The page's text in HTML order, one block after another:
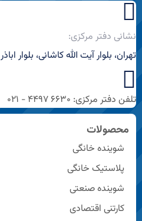
نشانی دفتر مرکزی:
تهران، بلوار آیت الله کاشانی، بلوار اباذر
تلفن دفتر مرکزی: ۶۶۳۰ ۴۴۹۷ - ۰۲۱
محصولات
شوینده خانگی
پلاستیک خانگی
شوینده صنعتی
کارتنی اقتصادی